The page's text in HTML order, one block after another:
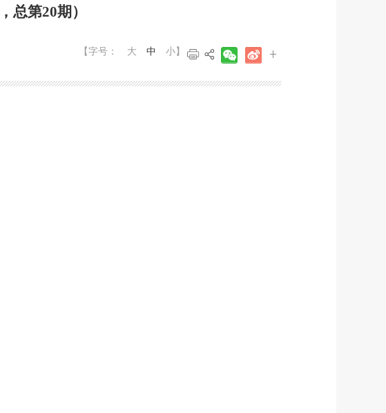
总第20期）
【字号： 大 中 小 】